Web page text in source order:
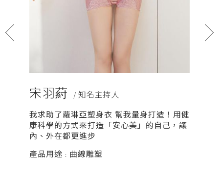
宋羽葤 / 知名主持人
我求助了蘿琳亞塑身衣 幫我量身打造！用健
康科學的方式來打造「安心美」的自己，讓
內、外在都更進步
產品用途 : 曲線雕塑